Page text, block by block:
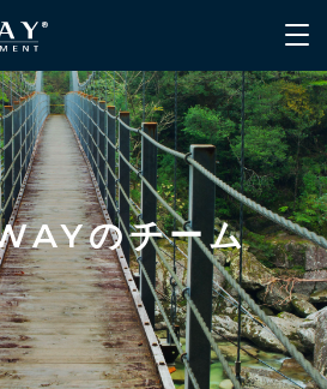
のチーム